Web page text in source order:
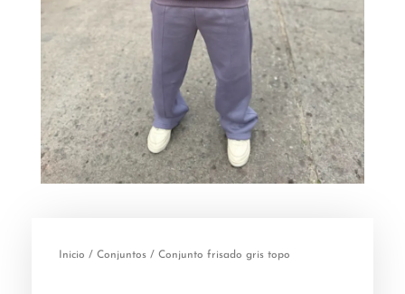
Inicio / Conjuntos / Conjunto frisado gris topo